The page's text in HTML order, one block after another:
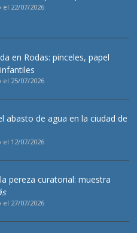
22/07/2026
en Rodas: pinceles, papel
25/07/2026
abasto de agua en la ciudad de
12/07/2026
pereza curatorial: muestra
27/07/2026